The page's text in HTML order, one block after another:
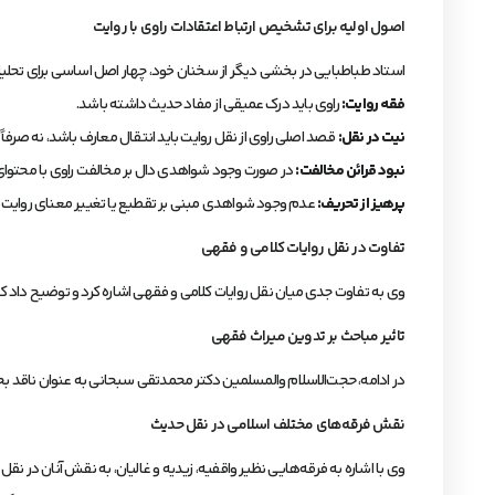
اصول اولیه برای تشخیص ارتباط اعتقادات راوی با روایت
استاد طباطبایی در بخشی دیگر از سخنان خود، چهار اصل اساسی برای تحلیل
فقه روایت:راوی باید درک عمیقی از مفاد حدیث داشته باشد.
نیت در نقل:قصد اصلی راوی از نقل روایت باید انتقال معارف باشد، نه
نبود قرائن مخالفت:در صورت وجود شواهدی دال بر مخالفت راوی با
پرهیز از تحریف:عدم وجود شواهدی مبنی بر تقطیع یا تغییر معنای
تفاوت در نقل روایات کلامی و فقهی
وی به تفاوت جدی میان نقل روایات کلامی و فقهی اشاره کرد و توضیح داد
تاثیر مباحث بر تدوین میراث فقهی
در ادامه، حجت‌الاسلام والمسلمین دکتر محمدتقی سبحانی به عنوان ناقد
نقش فرقه‌های مختلف اسلامی در نقل حدیث
وی با اشاره به فرقه‌هایی نظیر واقفیه، زیدیه و غالیان، به نقش آنان